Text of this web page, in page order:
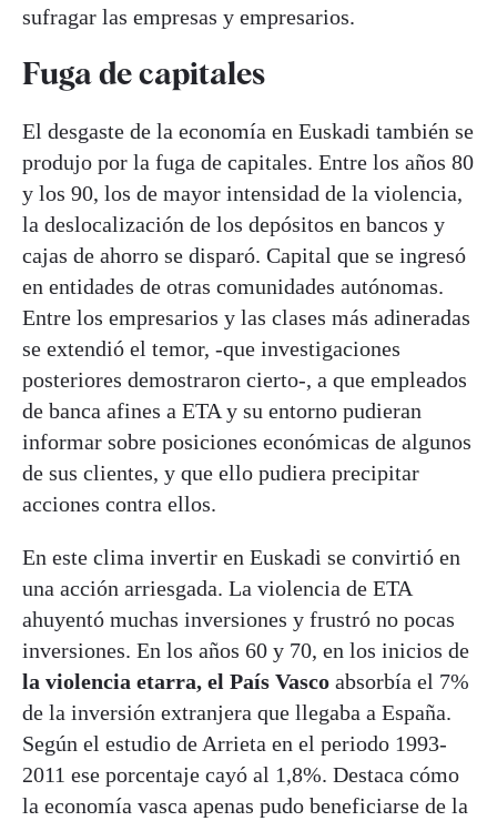
sufragar las empresas y empresarios.
Fuga de capitales
El desgaste de la economía en Euskadi también se
produjo por la fuga de capitales. Entre los años 80
y los 90, los de mayor intensidad de la violencia,
la deslocalización de los depósitos en bancos y
cajas de ahorro se disparó. Capital que se ingresó
en entidades de otras comunidades autónomas.
Entre los empresarios y las clases más adineradas
se extendió el temor, -que investigaciones
posteriores demostraron cierto-, a que empleados
de banca afines a ETA y su entorno pudieran
informar sobre posiciones económicas de algunos
de sus clientes, y que ello pudiera precipitar
acciones contra ellos.
En este clima invertir en Euskadi se convirtió en
una acción arriesgada. La violencia de ETA
ahuyentó muchas inversiones y frustró no pocas
inversiones. En los años 60 y 70, en los inicios de
la violencia etarra, el País Vasco absorbía el 7%
de la inversión extranjera que llegaba a España.
Según el estudio de Arrieta en el periodo 1993-
2011 ese porcentaje cayó al 1,8%. Destaca cómo
la economía vasca apenas pudo beneficiarse de la